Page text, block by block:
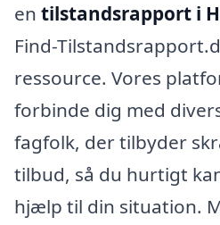
en tilstandsrapport i
Find-
ressource. Vores
forbinde dig med
fagfolk, der tilbyder
tilbud, så du hurtigt
hjælp til din situation.